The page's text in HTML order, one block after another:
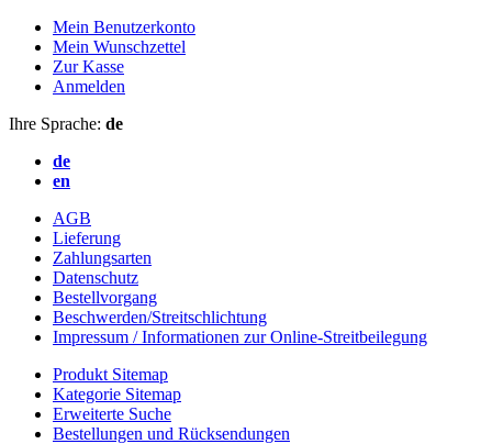
Mein Benutzerkonto
Mein Wunschzettel
Zur Kasse
Anmelden
Ihre Sprache: de
de
en
AGB
Lieferung
Zahlungsarten
Datenschutz
Bestellvorgang
Beschwerden/Streitschlichtung
Impressum / Informationen zur Online-Streitbeilegung
Produkt Sitemap
Kategorie Sitemap
Erweiterte Suche
Bestellungen und Rücksendungen